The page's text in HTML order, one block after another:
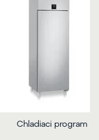
Chladiaci program